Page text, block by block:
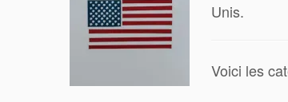
Unis.
Voici les